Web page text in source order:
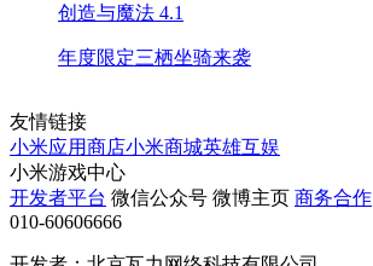
创造与魔法 4.1
年度限定三栖坐骑来袭
友情链接
小米应用商店小米商城英雄互娱
小米游戏中心
开发者平台 微信公众号 微博主页 商务合作
010-60606666